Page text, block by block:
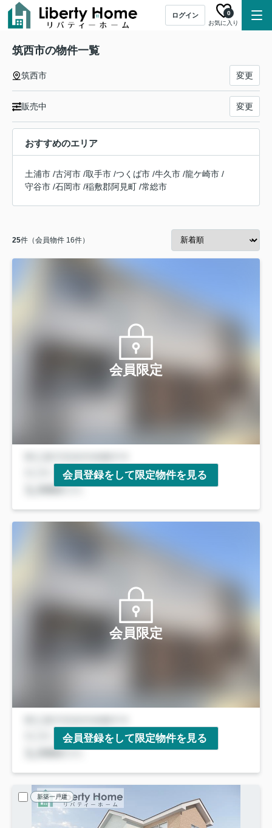
ログイン
お気に入り
0
筑西市の物件一覧
筑西市 変更
販売中 変更
おすすめのエリア
土浦市 /古河市 /取手市 /つくば市 /牛久市 /龍ケ崎市 /
守谷市 /石岡市 /稲敷郡阿見町 /常総市
25件（会員物件 16件）
会員限定
会員登録をして限定物件を見る
会員限定
会員登録をして限定物件を見る
新築一戸建